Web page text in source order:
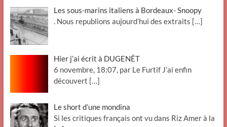
Les sous-marins italiens à Bordeaux- Snoopy
. Nous republions aujourd’hui des extraits […]
Hier j’ai écrit à DUGENÊT
6 novembre, 18:07, par Le Furtif J’ai enfin
découvert […]
Le short d’une mondina
Si les critiques français ont vu dans Riz Amer à la